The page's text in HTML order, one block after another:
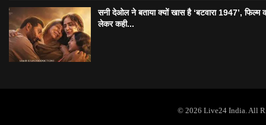
सनी देओल ने बताया क्यों खास है ‘बटवारा 1947’, फिल्म
लेकर कही...
© 2026 Live24 India. All